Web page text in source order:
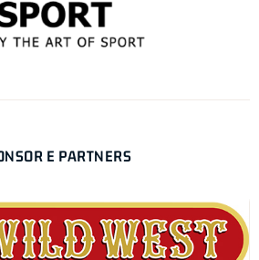
E PARTNERS